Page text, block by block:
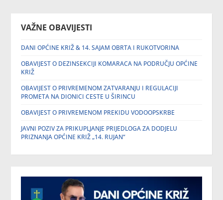
VAŽNE OBAVIJESTI
DANI OPĆINE KRIŽ & 14. SAJAM OBRTA I RUKOTVORINA
OBAVIJEST O DEZINSEKCIJI KOMARACA NA PODRUČJU OPĆINE
KRIŽ
OBAVIJEST O PRIVREMENOM ZATVARANJU I REGULACIJI
PROMETA NA DIONICI CESTE U ŠIRINCU
OBAVIJEST O PRIVREMENOM PREKIDU VODOOPSKRBE
JAVNI POZIV ZA PRIKUPLJANJE PRIJEDLOGA ZA DODJELU
PRIZNANJA OPĆINE KRIŽ „14. RUJAN“